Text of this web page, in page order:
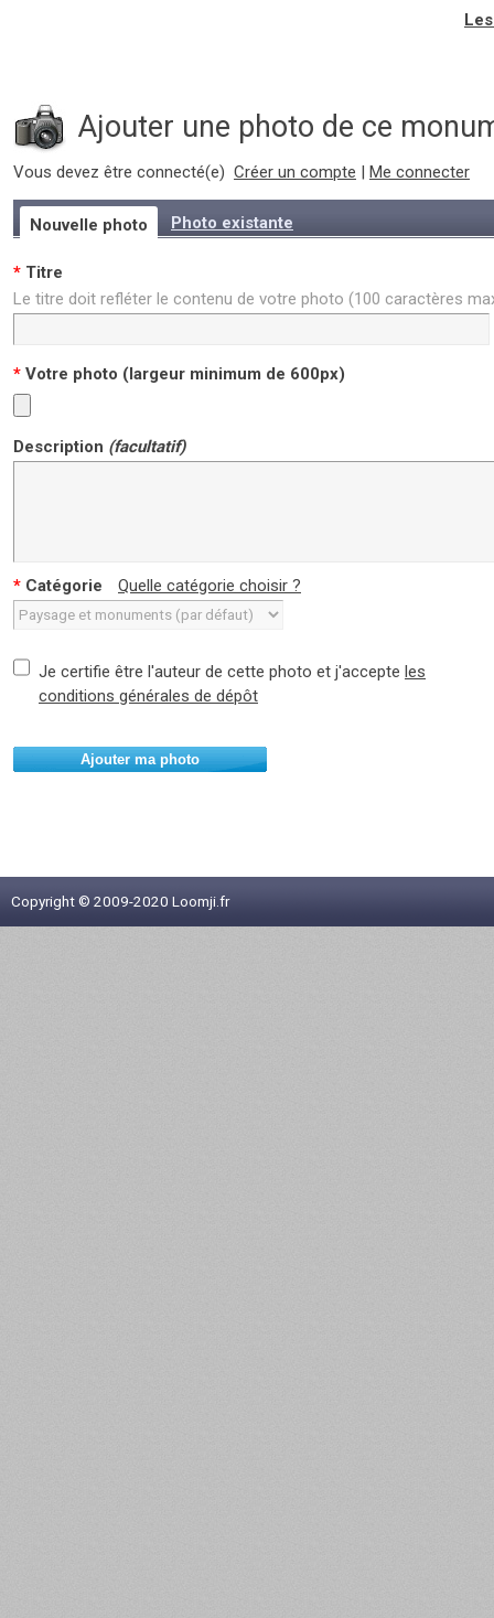
Ajouter une photo de ce
Vous devez être connecté(e) Créer un compte | Me connecter
Nouvelle photo Photo existante
* Titre
Le titre doit refléter le contenu de votre photo (100 caractères
* Votre photo (largeur minimum de 600px)
Description (facultatif)
* Catégorie Quelle catégorie choisir ?
Je certifie être l'auteur de cette photo et j'accepte les
conditions générales de dépôt
Ajouter ma photo
Copyright © 2009-2020 Loomji.fr